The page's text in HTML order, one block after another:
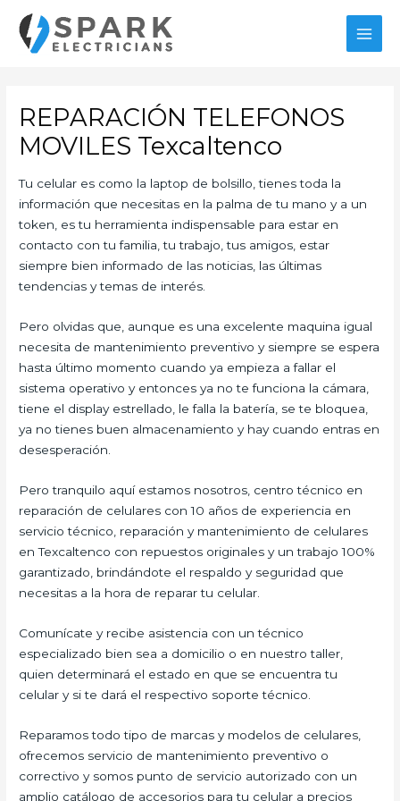
contenido
REPARACIÓN TELEFONOS
MOVILES Texcaltenco
Tu celular es como la laptop de bolsillo, tienes toda la
información que necesitas en la palma de tu mano y a un
token, es tu herramienta indispensable para estar en
contacto con tu familia, tu trabajo, tus amigos, estar
siempre bien informado de las noticias, las últimas
tendencias y temas de interés.
Pero olvidas que, aunque es una excelente maquina igual
necesita de mantenimiento preventivo y siempre se espera
hasta último momento cuando ya empieza a fallar el
sistema operativo y entonces ya no te funciona la cámara,
tiene el display estrellado, le falla la batería, se te bloquea,
ya no tienes buen almacenamiento y hay cuando entras en
desesperación.
Pero tranquilo aquí estamos nosotros, centro técnico en
reparación de celulares con 10 años de experiencia en
servicio técnico, reparación y mantenimiento de celulares
en Texcaltenco con repuestos originales y un trabajo 100%
garantizado, brindándote el respaldo y seguridad que
necesitas a la hora de reparar tu celular.
Comunícate y recibe asistencia con un técnico
especializado bien sea a domicilio o en nuestro taller,
quien determinará el estado en que se encuentra tu
celular y si te dará el respectivo soporte técnico.
Reparamos todo tipo de marcas y modelos de celulares,
ofrecemos servicio de mantenimiento preventivo o
correctivo y somos punto de servicio autorizado con un
amplio catálogo de accesorios para tu celular a precios